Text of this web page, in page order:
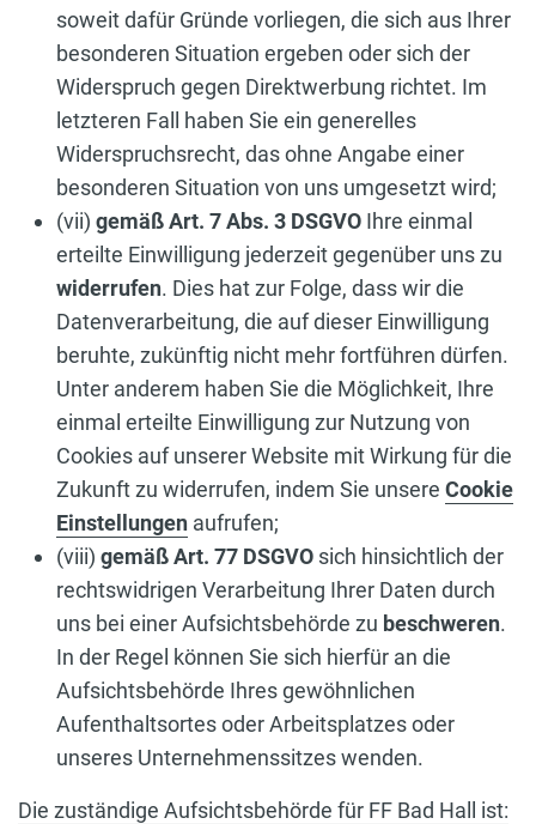
soweit dafür Gründe vorliegen, die sich aus Ihrer
besonderen Situation ergeben oder sich der
Widerspruch gegen Direktwerbung richtet. Im
letzteren Fall haben Sie ein generelles
Widerspruchsrecht, das ohne Angabe einer
besonderen Situation von uns umgesetzt wird;
(vii) gemäß Art. 7 Abs. 3 DSGVO Ihre einmal
erteilte Einwilligung jederzeit gegenüber uns zu
widerrufen. Dies hat zur Folge, dass wir die
Datenverarbeitung, die auf dieser Einwilligung
beruhte, zukünftig nicht mehr fortführen dürfen.
Unter anderem haben Sie die Möglichkeit, Ihre
einmal erteilte Einwilligung zur Nutzung von
Cookies auf unserer Website mit Wirkung für die
Zukunft zu widerrufen, indem Sie unsere Cookie
Einstellungen aufrufen;
(viii) gemäß Art. 77 DSGVO sich hinsichtlich der
rechtswidrigen Verarbeitung Ihrer Daten durch
uns bei einer Aufsichtsbehörde zu beschweren.
In der Regel können Sie sich hierfür an die
Aufsichtsbehörde Ihres gewöhnlichen
Aufenthaltsortes oder Arbeitsplatzes oder
unseres Unternehmenssitzes wenden.
Die zuständige Aufsichtsbehörde für FF Bad Hall ist: